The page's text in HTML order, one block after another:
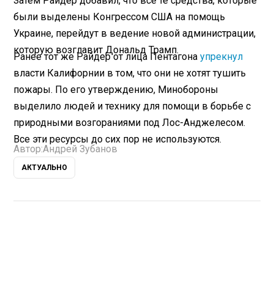
были выделены Конгрессом США на помощь
Украине, перейдут в ведение новой администрации,
которую возглавит Дональд Трамп.
Ранее тот же Райдер от лица Пентагонаупрекнул
власти Калифорнии в том, что они не хотят тушить
пожары. По его утверждению, Минобороны
выделило людей и технику для помощи в борьбе с
природными возгораниями под Лос-Анджелесом.
Все эти ресурсы до сих пор не используются.
Автор:Андрей Зубанов
АКТУАЛЬНО